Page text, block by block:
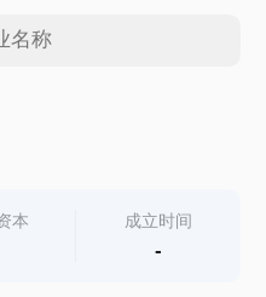
本 成立时间
-